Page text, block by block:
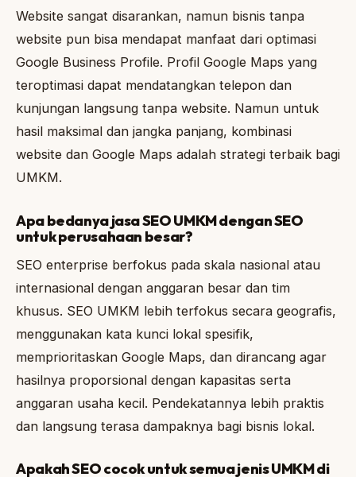
Website sangat disarankan, namun bisnis tanpa
website pun bisa mendapat manfaat dari optimasi
Google Business Profile. Profil Google Maps yang
teroptimasi dapat mendatangkan telepon dan
kunjungan langsung tanpa website. Namun untuk
hasil maksimal dan jangka panjang, kombinasi
website dan Google Maps adalah strategi terbaik bagi
UMKM.
Apa bedanya jasa SEO UMKM dengan SEO
untuk perusahaan besar?
SEO enterprise berfokus pada skala nasional atau
internasional dengan anggaran besar dan tim
khusus. SEO UMKM lebih terfokus secara geografis,
menggunakan kata kunci lokal spesifik,
memprioritaskan Google Maps, dan dirancang agar
hasilnya proporsional dengan kapasitas serta
anggaran usaha kecil. Pendekatannya lebih praktis
dan langsung terasa dampaknya bagi bisnis lokal.
Apakah SEO cocok untuk semua jenis UMKM di